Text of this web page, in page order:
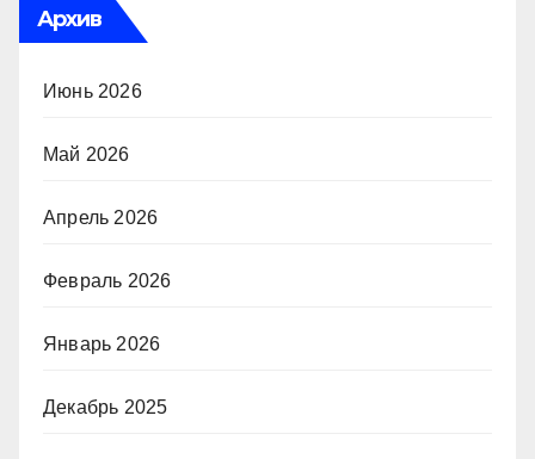
Архив
Июнь 2026
Май 2026
Апрель 2026
Февраль 2026
Январь 2026
Декабрь 2025